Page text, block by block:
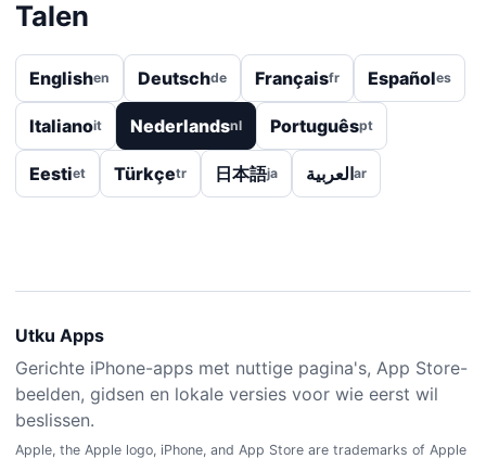
Talen
Englishen Deutschde Françaisfr Españoles
Italianoit Nederlandsnl Portuguêspt
Eestiet Türkçetr 日本語ja العربيةar
Utku Apps
Gerichte iPhone-apps met nuttige pagina's, App Store-
beelden, gidsen en lokale versies voor wie eerst wil
beslissen.
Apple, the Apple logo, iPhone, and App Store are trademarks of Apple